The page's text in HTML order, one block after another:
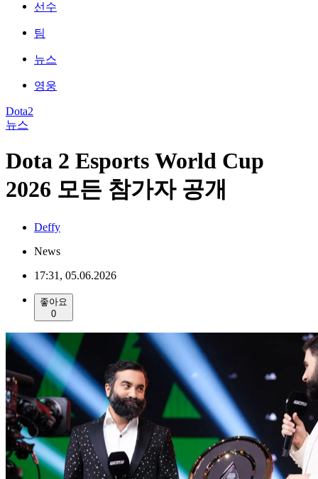
선수
팀
뉴스
영웅
Dota2
뉴스
Dota 2 Esports World Cup
2026 모든 참가자 공개
Deffy
News
17:31, 05.06.2026
좋아요
0